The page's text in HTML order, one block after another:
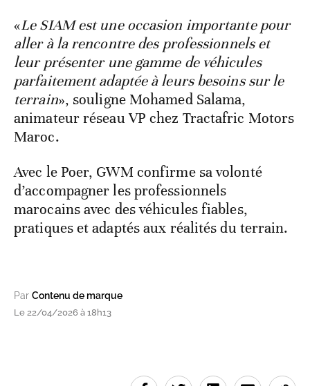
«Le SIAM est une occasion importante pour
aller à la rencontre des professionnels et
leur présenter une gamme de véhicules
parfaitement adaptée à leurs besoins sur le
terrain», souligne Mohamed Salama,
animateur réseau VP chez Tractafric Motors
Maroc.
Avec le Poer, GWM confirme sa volonté
d’accompagner les professionnels
marocains avec des véhicules fiables,
pratiques et adaptés aux réalités du terrain.
Par Contenu de marque
Le 22/04/2026 à 18h13